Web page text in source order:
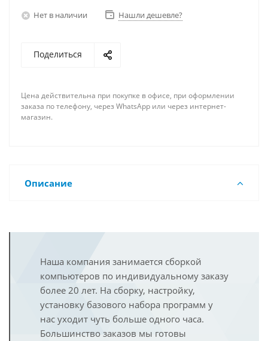
Нет в наличии Нашли дешевле?
Поделиться
Цена действительна при покупке в офисе, при оформлении
заказа по телефону, через WhatsApp или через интернет-
магазин.
Описание
Наша компания занимается сборкой
компьютеров по индивидуальному заказу
более 20 лет. На сборку, настройку,
установку базового набора программ у
нас уходит чуть больше одного часа.
Большинство заказов мы готовы